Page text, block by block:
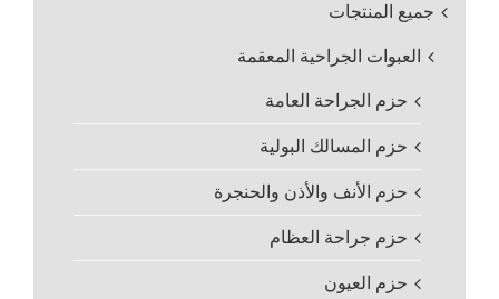
جميع المنتجات
العبوات الجراحية المعقمة
حزم الجراحة العامة
حزم المسالك البولية
حزم الأنف والأذن والحنجرة
حزم جراحة العظام
حزم العيون